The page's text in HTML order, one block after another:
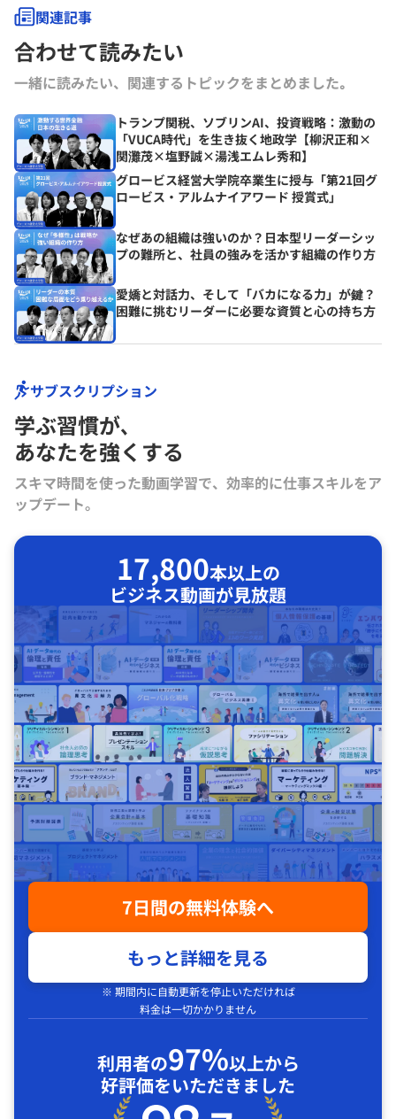
関連記事
合わせて読みたい
一緒に読みたい、関連するトピックをまとめました｡
トランプ関税、ソブリンAI、投資戦略：激動の
「VUCA時代」を生き抜く地政学【柳沢正和×
関灘茂×塩野誠×湯浅エムレ秀和】
グロービス経営大学院卒業生に授与「第21回グ
ロービス・アルムナイアワード 授賞式」
なぜあの組織は強いのか？日本型リーダーシッ
プの難所と、社員の強みを活かす組織の作り方
愛嬌と対話力、そして「バカになる力」が鍵？
困難に挑むリーダーに必要な資質と心の持ち方
サブスクリプション
学ぶ習慣が､
あなたを強くする
スキマ時間を使った動画学習で、効率的に仕事スキルをア
ップデート。
17,800本以上の
ビジネス動画が見放題
7日間の無料体験へ
もっと詳細を見る
※ 期間内に自動更新を停止いただければ
料金は一切かかりません
利用者の97%以上から
好評価をいただきました